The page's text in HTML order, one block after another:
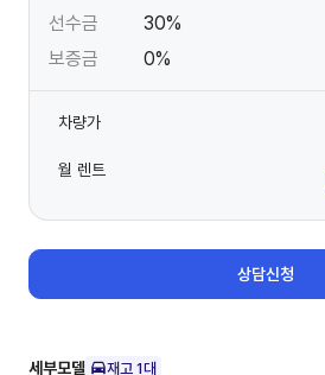
선수금
30%
보증금
0%
차량가
월 렌트
상담신청
세부모델 재고 1대